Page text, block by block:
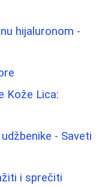
hijaluronom -
Kože Lica:
- Saveti
i sprečiti